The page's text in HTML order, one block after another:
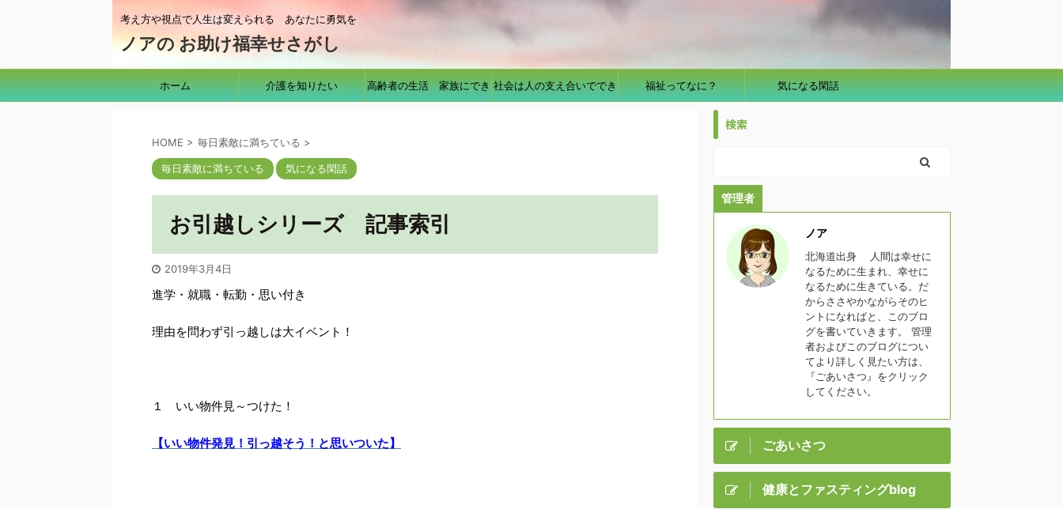
考え方や視点で人生は変えられる あなたに勇気を
ノアの お助け福幸せさがし
ホーム 介護を知りたい 高齢者の生活 家族にでき 社会は人の支え合いででき 福祉ってなに？ 気になる閑話
HOME > 毎日素敵に満ちている >
毎日素敵に満ちている 気になる閑話
お引越しシリーズ 記事索引
2019年3月4日
進学・就職・転勤・思い付き
理由を問わず引っ越しは大イベント！
１ いい物件見～つけた！
【いい物件発見！引っ越そう！と思いついた】
検索
管理者
ノア
北海道出身 人間は幸せに
なるために生まれ、幸せに
なるために生きている。だ
からささやかながらそのヒ
ントになればと、このブロ
グを書いていきます。 管理
者およびこのブログについ
てより詳しく見たい方は、
『ごあいさつ』をクリック
してください。
ごあいさつ
健康とファスティングblog